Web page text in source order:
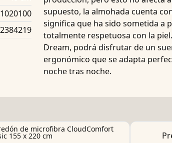
supuesto, la almohada cuenta
significa que ha sido sometida a
totalmente respetuosa con la
Dream, podrá disfrutar de un
ergonómico que se adapta
noche tras noche.
de microfibra CloudComfort
155 x 220 cm